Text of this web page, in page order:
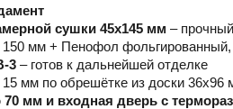
сушки 45х145 мм –
150 мм + Пенофол
3 – готов к дальнейшей отделке
мм по обрешётке из доски 36х96
70 мм и входная дверь с